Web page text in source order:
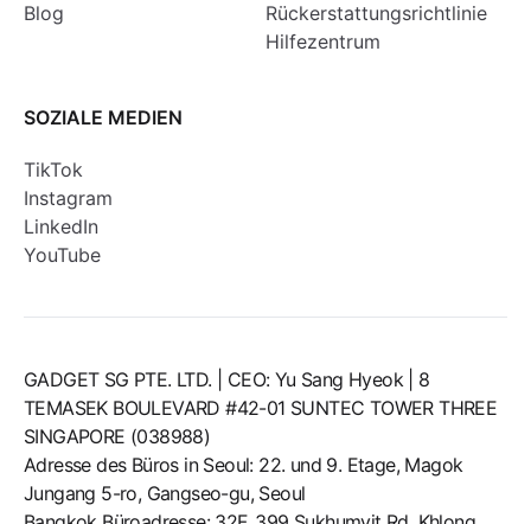
Blog
Rückerstattungsrichtlinie
Hilfezentrum
SOZIALE MEDIEN
TikTok
Instagram
LinkedIn
YouTube
GADGET SG PTE. LTD. | CEO: Yu Sang Hyeok | 8
TEMASEK BOULEVARD #42-01 SUNTEC TOWER THREE
SINGAPORE (038988)
Adresse des Büros in Seoul: 22. und 9. Etage, Magok
Jungang 5-ro, Gangseo-gu, Seoul